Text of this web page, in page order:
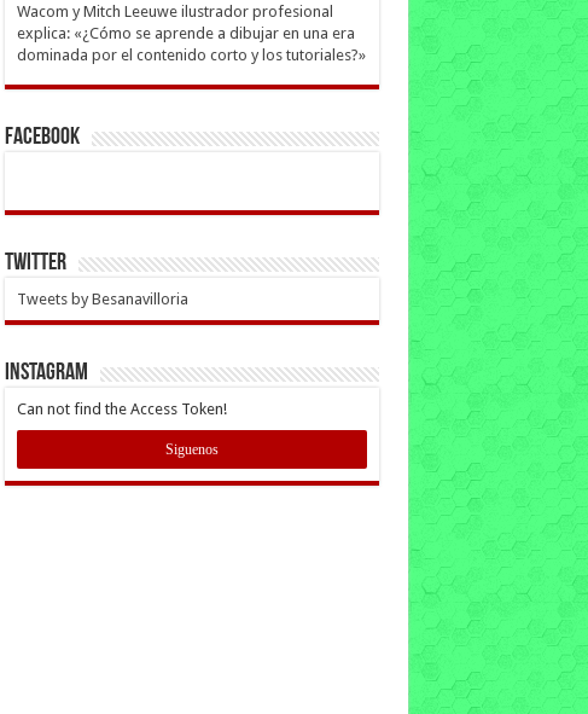
Wacom y Mitch Leeuwe ilustrador profesional
explica: «¿Cómo se aprende a dibujar en una era
dominada por el contenido corto y los tutoriales?»
Facebook
Twitter
Tweets by Besanavilloria
INSTAGRAM
Can not find the Access Token!
Siguenos